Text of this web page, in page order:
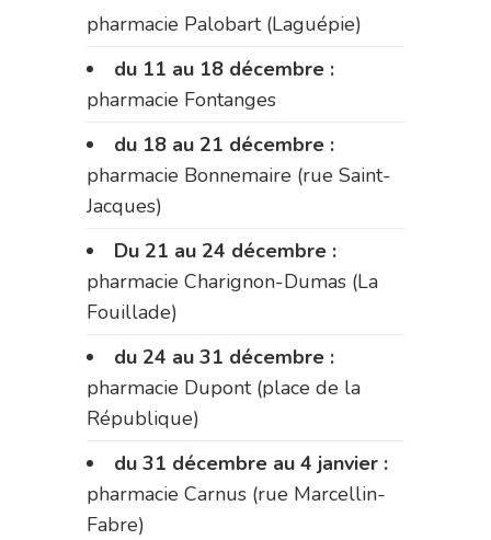
pharmacie Palobart (Laguépie)
du 11 au 18 décembre :
pharmacie Fontanges
du 18 au 21 décembre :
pharmacie Bonnemaire (rue Saint-
Jacques)
Du 21 au 24 décembre :
pharmacie Charignon-Dumas (La
Fouillade)
du 24 au 31 décembre :
pharmacie Dupont (place de la
République)
du 31 décembre au 4 janvier :
pharmacie Carnus (rue Marcellin-
Fabre)